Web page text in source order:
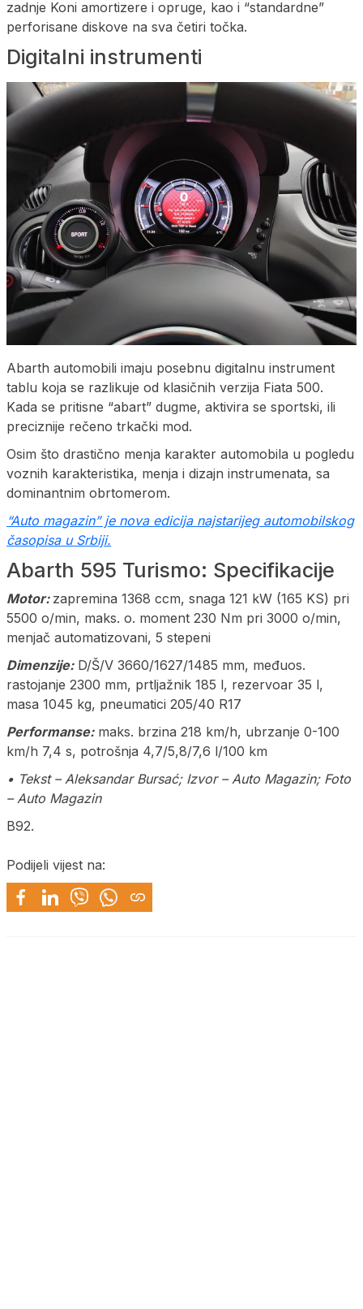
zadnje Koni amortizere i opruge, kao i “standardne”
perforisane diskove na sva četiri točka.
Digitalni instrumenti
Abarth automobili imaju posebnu digitalnu instrument
tablu koja se razlikuje od klasičnih verzija Fiata 500.
Kada se pritisne “abart” dugme, aktivira se sportski, ili
preciznije rečeno trkački mod.
Osim što drastično menja karakter automobila u pogledu
voznih karakteristika, menja i dizajn instrumenata, sa
dominantnim obrtomerom.
“Auto magazin” je nova edicija najstarijeg automobilskog
časopisa u Srbiji.
Abarth 595 Turismo: Specifikacije
Motor: zapremina 1368 ccm, snaga 121 kW (165 KS) pri
5500 o/min, maks. o. moment 230 Nm pri 3000 o/min,
menjač automatizovani, 5 stepeni
Dimenzije:D/Š/V 3660/1627/1485 mm, međuos.
rastojanje 2300 mm, prtljažnik 185 l, rezervoar 35 l,
masa 1045 kg, pneumatici 205/40 R17
Performanse:maks. brzina 218 km/h, ubrzanje 0-100
km/h 7,4 s, potrošnja 4,7/5,8/7,6 l/100 km
• Tekst – Aleksandar Bursać; Izvor – Auto Magazin; Foto
– Auto Magazin
B92.
Podijeli vijest na: